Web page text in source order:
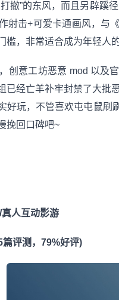
撤”的东风，而且另辟
射击+可爱卡通画风，与
槛，非常适合成为年轻人
创意工坊恶意 mod 以及
已经亡羊补牢封禁了大批
好玩，不管喜欢屯屯鼠
挽回口碑吧~
人互动影游
评测，79%好评)